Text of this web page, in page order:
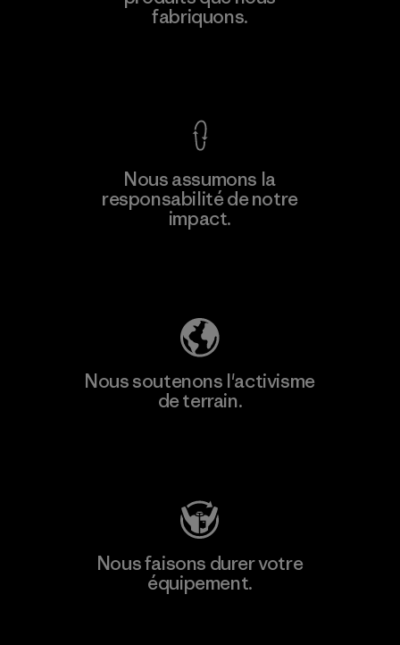
plus
fabriquons.
Nous assumons la
responsabilité de notre
impact.
Nous soutenons l'activisme
de terrain.
Nous faisons durer votre
équipement.